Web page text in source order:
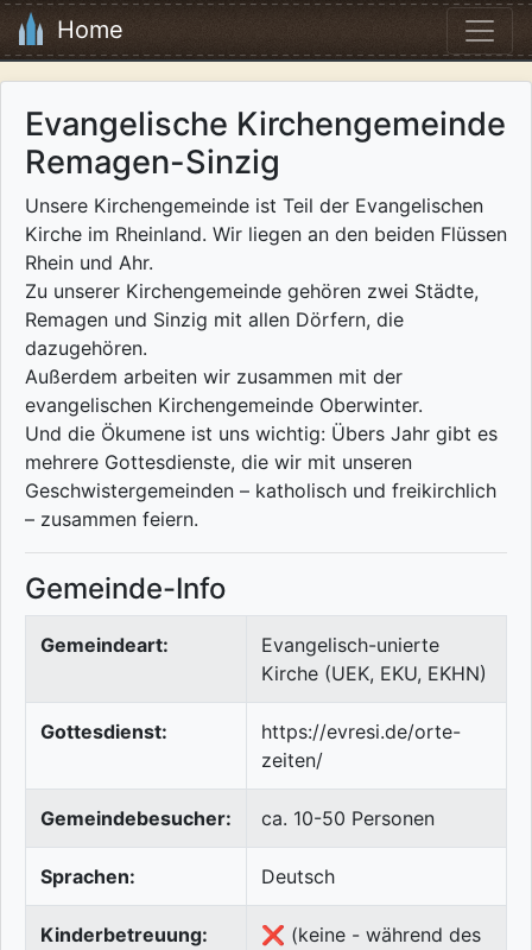
Home
Evangelische Kirchengemeinde
Remagen-Sinzig
Unsere Kirchengemeinde ist Teil der Evangelischen
Kirche im Rheinland. Wir liegen an den beiden Flüssen
Rhein und Ahr.
Zu unserer Kirchengemeinde gehören zwei Städte,
Remagen und Sinzig mit allen Dörfern, die
dazugehören.
Außerdem arbeiten wir zusammen mit der
evangelischen Kirchengemeinde Oberwinter.
Und die Ökumene ist uns wichtig: Übers Jahr gibt es
mehrere Gottesdienste, die wir mit unseren
Geschwistergemeinden – katholisch und freikirchlich
– zusammen feiern.
Gemeinde-Info
Gemeindeart:
Evangelisch-unierte
Kirche (UEK, EKU, EKHN)
Gottesdienst:
https://evresi.de/orte-
zeiten/
Gemeindebesucher: ca. 10-50 Personen
Sprachen: Deutsch
Kinderbetreuung:
❌ (keine - während des